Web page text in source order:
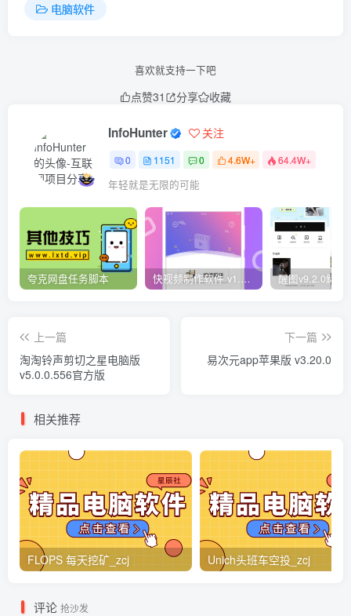
电脑软件
喜欢就支持一下吧
点赞31 分享 收藏
InfoHunter 关注
0 1151 0 4.6W+ 64.4W+
年轻就是无限的可能
夸克网盘任务脚本 快视频制作软件 v1.1.1安卓版
上一篇
淘淘铃声剪切之星电脑版
v5.0.0.556官方版
下一篇
易次元app苹果版 v3.20.0
相关推荐
FLOPS 每天挖矿_zcj Unich头班车空投_zcj
评论 抢沙发